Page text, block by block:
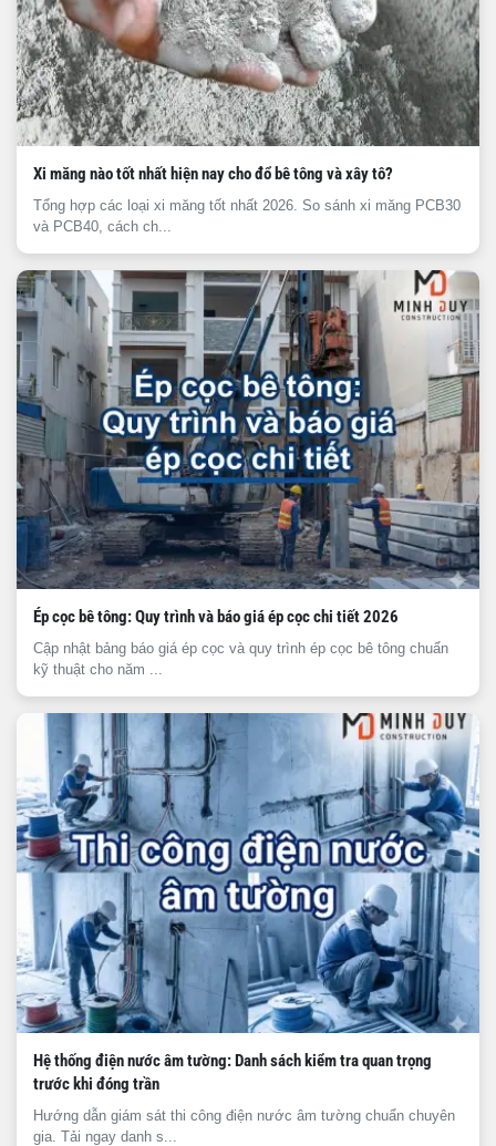
Xi măng nào tốt nhất hiện nay cho đổ bê tông và xây tô?
Tổng hợp các loại xi măng tốt nhất 2026. So sánh xi măng PCB30
và PCB40, cách ch...
Ép cọc bê tông: Quy trình và báo giá ép cọc chi tiết 2026
Cập nhật bảng báo giá ép cọc và quy trình ép cọc bê tông chuẩn
kỹ thuật cho năm ...
Hệ thống điện nước âm tường: Danh sách kiểm tra quan trọng
trước khi đóng trần
Hướng dẫn giám sát thi công điện nước âm tường chuẩn chuyên
gia. Tải ngay danh s...